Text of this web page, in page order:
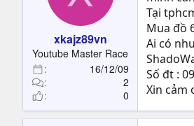
t
e
r
xkajz89vn
Youtube Master Race
16/12/09
2
0
Tại
Mua đồ
Ai có
Số đt :
Xin cảm